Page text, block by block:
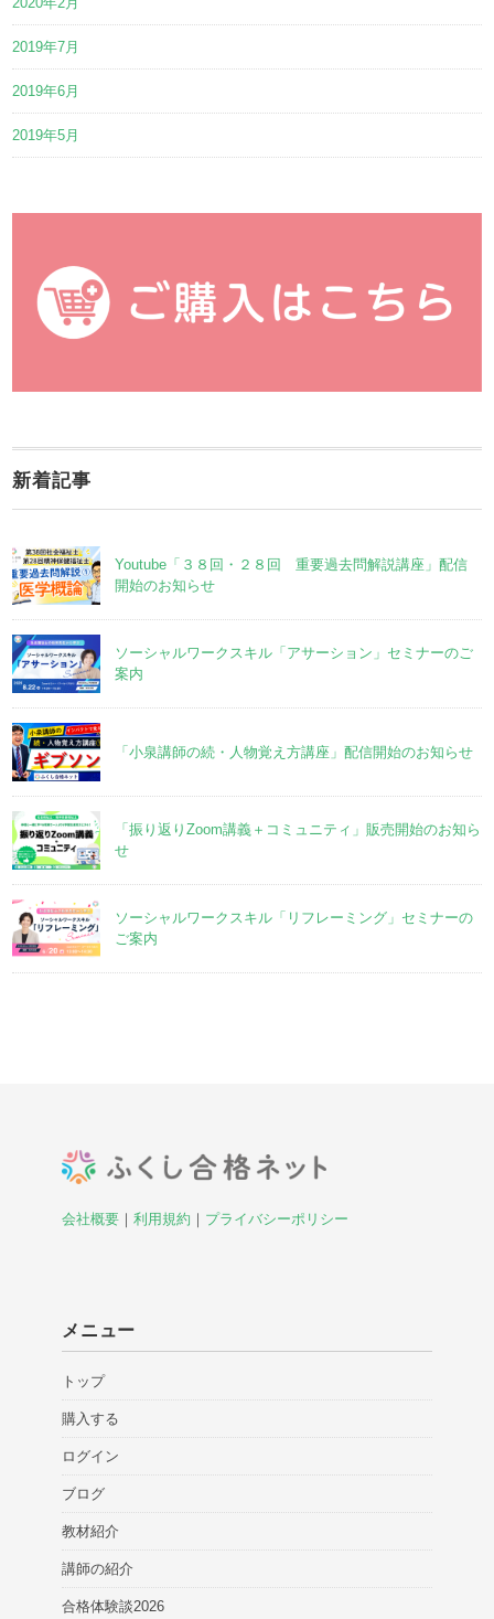
2019年7月
2019年6月
2019年5月
新着記事
Youtube「３８回・２８回 重要過去問解説講座」配信
開始のお知らせ
ソーシャルワークスキル「アサーション」セミナーのご
案内
「小泉講師の続・人物覚え方講座」配信開始のお知らせ
「振り返りZoom講義＋コミュニティ」販売開始のお知ら
せ
ソーシャルワークスキル「リフレーミング」セミナーの
ご案内
会社概要 ｜ 利用規約 ｜ プライバシーポリシー
メニュー
トップ
購入する
ログイン
ブログ
教材紹介
講師の紹介
合格体験談2026